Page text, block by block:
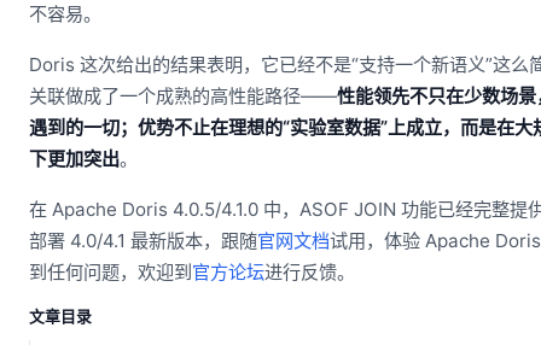
不容易。
Doris 这次给出的结果表明，它已经不是“支持一个新语义”这么
关联做成了一个成熟的高性能路径——性能领先不只在少数场
遇到的一切；优势不止在理想的“实验室数据”上成立，而是在
下更加突出。
在 Apache Doris 4.0.5/4.1.0 中，ASOF JOIN 功能已经完整提
部署 4.0/4.1 最新版本，跟随官网文档试用，体验 Apache
到任何问题，欢迎到官方论坛进行反馈。
文章目录